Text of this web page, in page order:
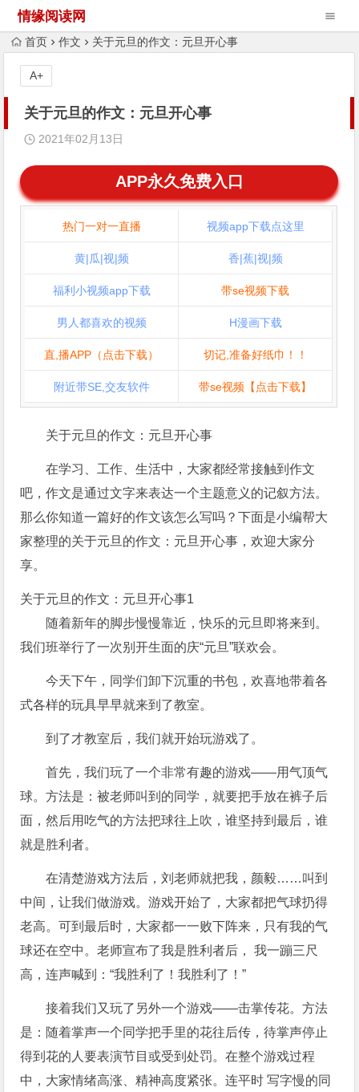
情缘阅读网
首页 作文 关于元旦的作文：元旦开心事
关于元旦的作文：元旦开心事
2021年02月13日
APP永久免费入口
热门一对一直播 视频app下载点这里
黄|瓜|视|频 香|蕉|视|频
福利小视频app下载 带se视频下载
男人都喜欢的视频 H漫画下载
直,播APP（点击下载） 切记,准备好纸巾！！
附近带SE,交友软件 带se视频【点击下载】
关于元旦的作文：元旦开心事
在学习、工作、生活中，大家都经常接触到作文
吧，作文是通过文字来表达一个主题意义的记叙方法。
那么你知道一篇好的作文该怎么写吗？下面是小编帮大
家整理的关于元旦的作文：元旦开心事，欢迎大家分
享。
关于元旦的作文：元旦开心事1
随着新年的脚步慢慢靠近，快乐的元旦即将来到。
我们班举行了一次别开生面的庆“元旦”联欢会。
今天下午，同学们卸下沉重的书包，欢喜地带着各
式各样的玩具早早就来到了教室。
到了才教室后，我们就开始玩游戏了。
首先，我们玩了一个非常有趣的游戏——用气顶气
球。方法是：被老师叫到的同学，就要把手放在裤子后
面，然后用吃气的方法把球往上吹，谁坚持到最后，谁
就是胜利者。
在清楚游戏方法后，刘老师就把我，颜毅……叫到
中间，让我们做游戏。游戏开始了，大家都把气球扔得
老高。可到最后时，大家都一一败下阵来，只有我的气
球还在空中。老师宣布了我是胜利者后， 我一蹦三尺
高，连声喊到：“我胜利了！我胜利了！”
接着我们又玩了另外一个游戏——击掌传花。方法
是：随着掌声一个同学把手里的花往后传，待掌声停止
得到花的人要表演节目或受到处罚。在整个游戏过程
中，大家情绪高涨、精神高度紧张。连平时 写字慢的同
A+